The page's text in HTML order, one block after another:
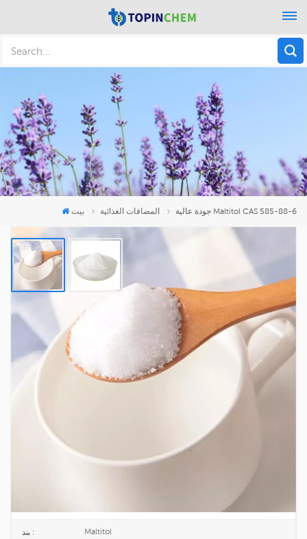
بيت المضافات الغذائية جودة عالية Maltitol CAS 585-88-6
جودة عالية Maltitol CAS 585-88-6
209-567-0
CHINA
بند : Maltitol